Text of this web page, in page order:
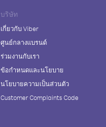
บริษัท
เกี่ยวกับ Viber
ศูนย์กลางแบรนด์
ร่วมงานกับเรา
ข้อกำหนดและนโยบาย
นโยบายความเป็นส่วนตัว
Customer Complaints Code